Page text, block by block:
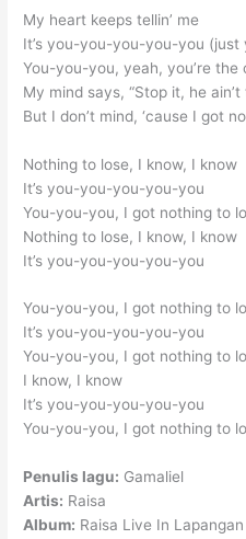
My heart keeps tellin’ me
It’s you-you-you-you-you (just
You-you-you, yeah, you’re the
My mind says, “Stop it, he ain’t
But I don’t mind, ‘cause I got
Nothing to lose, I know, I know
It’s you-you-you-you-you
You-you-you, I got nothing to
Nothing to lose, I know, I know
It’s you-you-you-you-you
You-you-you, I got nothing to
It’s you-you-you-you-you
You-you-you, I got nothing to
I know, I know
It’s you-you-you-you-you
You-you-you, I got nothing to
Penulis lagu: Gamaliel
Artis: Raisa
Album: Raisa Live In